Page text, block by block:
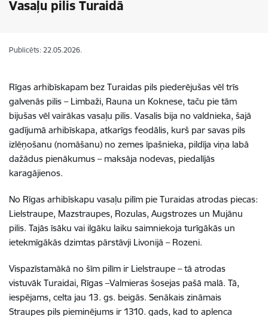
Vasaļu pilis Turaidā
Publicēts: 22.05.2026.
Rīgas arhibīskapam bez Turaidas pils piederējušas vēl trīs
galvenās pilis – Limbaži, Rauna un Koknese, taču pie tām
bijušas vēl vairākas vasaļu pilis. Vasalis bija no valdnieka, šajā
gadījumā arhibīskapa, atkarīgs feodālis, kurš par savas pils
izlēņošanu (nomāšanu) no zemes īpašnieka, pildīja viņa labā
dažādus pienākumus – maksāja nodevas, piedalījās
karagājienos.
No Rīgas arhibīskapu vasaļu pilīm pie Turaidas atrodas piecas:
Lielstraupe, Mazstraupes, Rozulas, Augstrozes un Mujānu
pilis. Tajās īsāku vai ilgāku laiku saimniekoja turīgākās un
ietekmīgākās dzimtas pārstāvji Livonijā – Rozeni.
Vispazīstamākā no šīm pilīm ir Lielstraupe – tā atrodas
vistuvāk Turaidai, Rīgas –Valmieras šosejas pašā malā. Tā,
iespējams, celta jau 13. gs. beigās. Senākais zināmais
Straupes pils pieminējums ir 1310. gads, kad to aplenca